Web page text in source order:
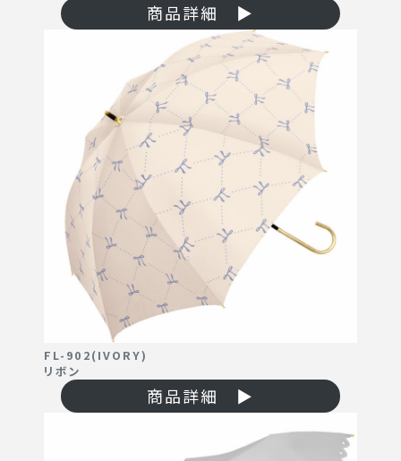
商品詳細 ▶
FL-902(IVORY)
リボン
商品詳細 ▶